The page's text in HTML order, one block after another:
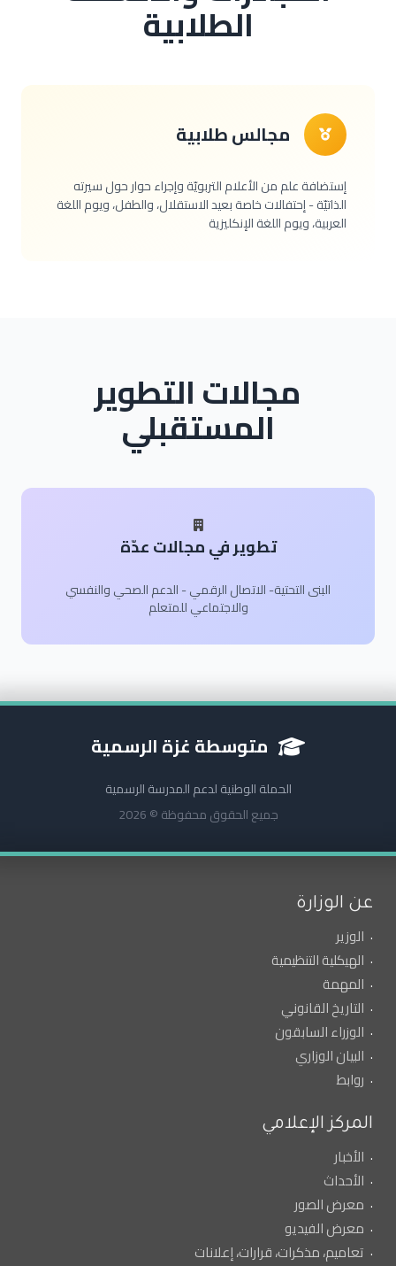
الطلابية
مجالس طلابية
إستضافة علم من الأعلام التربويّة وإجراء حوار حول سيرته
الذاتيّة - إحتفالات خاصة بعيد الاستقلال، والطفل، ويوم اللغة
العربية، ويوم اللغة الإنكليزية
مجالات التطوير
المستقبلي
تطوير في مجالات عدّة
البنى التحتية- الاتصال الرقمي - الدعم الصحي والنفسي
والاجتماعي للمتعلم
متوسطة غزة الرسمية
الحملة الوطنية لدعم المدرسة الرسمية
جميع الحقوق محفوظة © 2026
عن الوزارة
الوزير
الهيكلية التنظيمية
المهمة
التاريخ القانوني
الوزراء السابقون
البيان الوزاري
روابط
المركز الإعلامي
الأخبار
الأحداث
معرض الصور
معرض الفيديو
تعاميم، مذكرات، قرارات، إعلانات